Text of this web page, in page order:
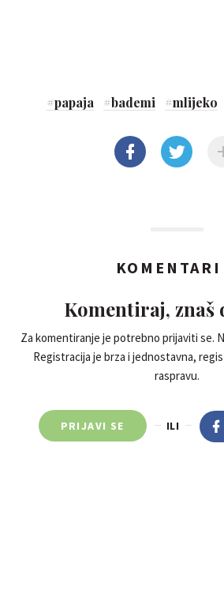
#papaja #bademi #mlijeko
KOMENTARI
Komentiraj, znaš
Za komentiranje je potrebno prijaviti se.
Registracija je brza i jednostavna,
raspravu.
PRIJAVI SE ILI